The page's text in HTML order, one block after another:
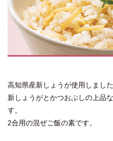
高知県産新しょうが使用しました
新しょうがとかつおぶしの上品
す。
2合用の混ぜご飯の素です。